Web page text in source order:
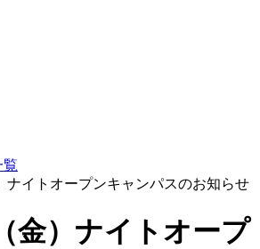
覧
ナイトオープンキャンパスのお知らせ
金）ナイトオープ